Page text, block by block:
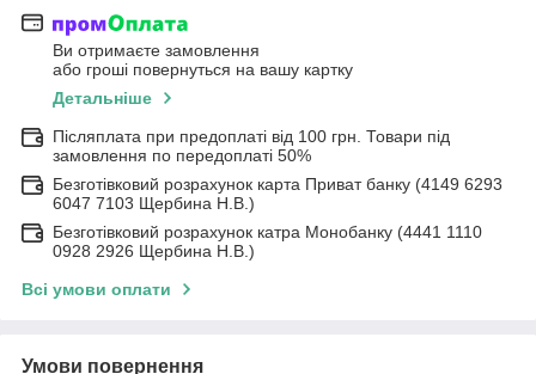
Ви отримаєте замовлення
або гроші повернуться на вашу картку
Детальніше
Післяплата при предоплаті від 100 грн. Товари під
замовлення по передоплаті 50%
Безготівковий розрахунок карта Приват банку (4149 6293
6047 7103 Щербина Н.В.)
Безготівковий розрахунок катра Монобанку (4441 1110
0928 2926 Щербина Н.В.)
Всі умови оплати
Умови повернення